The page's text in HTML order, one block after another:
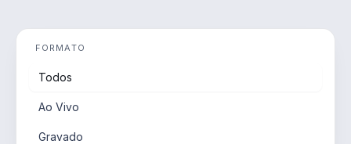
FORMATO
Todos
Ao Vivo
Gravado